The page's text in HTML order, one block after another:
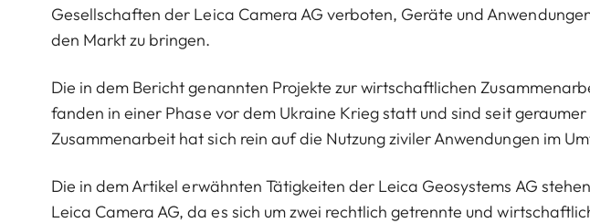
Gesellschaften der Leica Camera AG verboten, Geräte und
den Markt zu bringen.
Die in dem Bericht genannten Projekte zur wirtschaftlichen
fanden in einer Phase vor dem Ukraine Krieg statt und sind seit
Zusammenarbeit hat sich rein auf die Nutzung ziviler Anwendungen im
Die in dem Artikel erwähnten Tätigkeiten der Leica Geosystems AG
Leica Camera AG, da es sich um zwei rechtlich getrennte und